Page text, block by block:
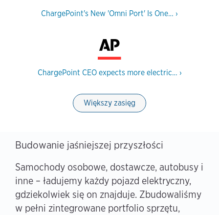
ChargePoint's New 'Omni Port' Is One… ›
ChargePoint CEO expects more electric… ›
Większy zasięg
Budowanie jaśniejszej przyszłości
Samochody osobowe, dostawcze, autobusy i
inne – ładujemy każdy pojazd elektryczny,
gdziekolwiek się on znajduje. Zbudowaliśmy
w pełni zintegrowane portfolio sprzętu,